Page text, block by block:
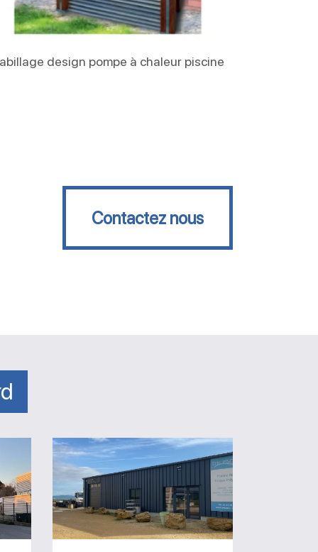
design pompe à chaleur piscine
Contactez nous
Contactez nous
Magasin
Eric
Piscines
et
Spa